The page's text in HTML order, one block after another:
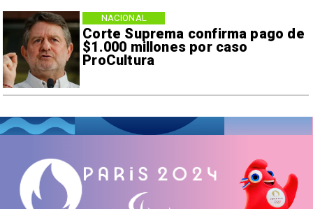
Corte Suprema confirma pago de
$1.000 millones por caso
ProCultura
NACIONAL